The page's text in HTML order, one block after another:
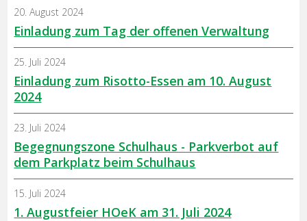
Einladung zum Tag der offenen Verwaltung
20. August 2024
Einladung zum Risotto-Essen am 10. August
2024
25. Juli 2024
Begegnungszone Schulhaus - Parkverbot auf
dem Parkplatz beim Schulhaus
23. Juli 2024
1. Augustfeier HOeK am 31. Juli 2024
15. Juli 2024